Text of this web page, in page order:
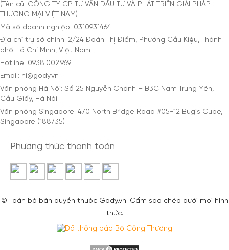
(Tên cũ: CÔNG TY CP TƯ VẤN ĐẦU TƯ VÀ PHÁT TRIỂN GIẢI PHÁP
THƯƠNG MẠI VIỆT NAM)
Mã số doanh nghiệp: 0310931464
Địa chỉ trụ sở chính: 2/24 Đoàn Thị Điểm, Phường Cầu Kiệu, Thành
phố Hồ Chí Minh, Việt Nam
Hotline: 0938.002.969
Email: hi@gody.vn
Văn phòng Hà Nội: Số 25 Nguyễn Chánh – B3C Nam Trung Yên,
Cầu Giấy, Hà Nội
Văn phòng Singapore: 470 North Bridge Road #05-12 Bugis Cube,
Singapore (188735)
Phương thức thanh toán
© Toàn bộ bản quyền thuộc Gody.vn. Cấm sao chép dưới mọi hình
thức.